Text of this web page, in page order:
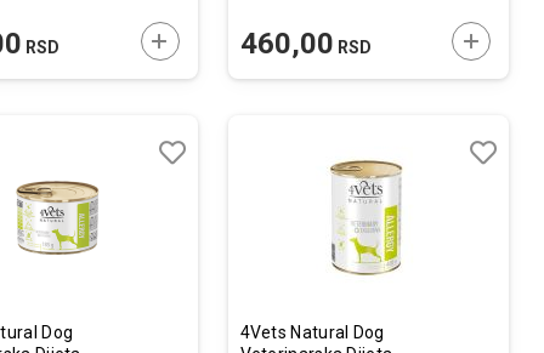
RSD DODAJTE U KORPU
460,00 RSD
Dog
Lista
4Vets Natural Dog
Lista